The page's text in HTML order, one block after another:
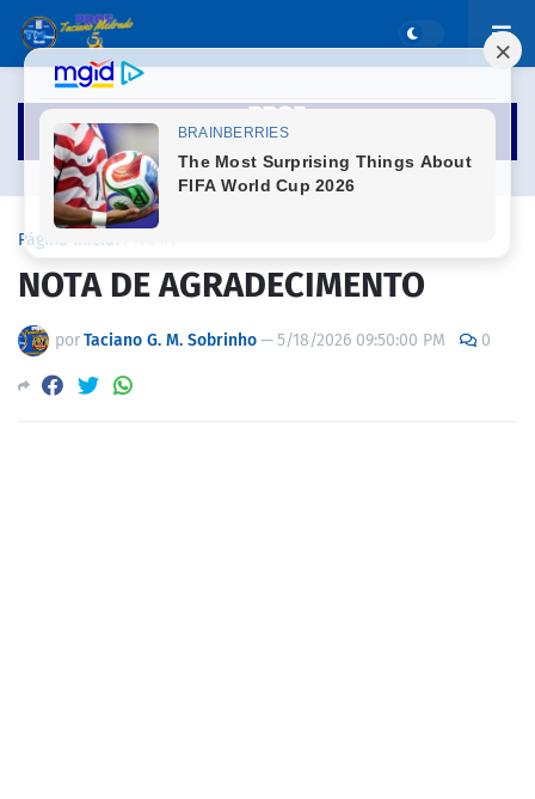
Página inicial
NOTA DE AGRADECIMENTO
porTaciano G. M. Sobrinho—5/18/2026 09:50:00 PM 0